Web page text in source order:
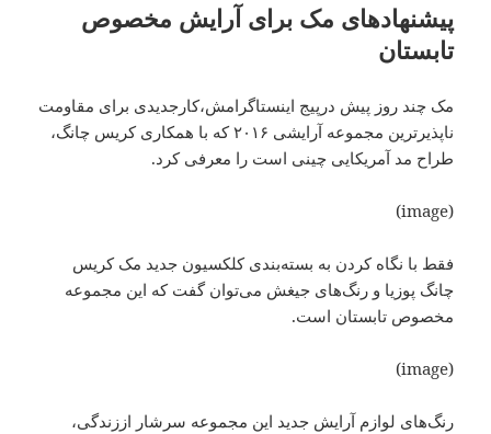
پیشنهادهای مک برای آرایش مخصوص
تابستان
مک چند روز پیش درپیج اینستاگرامش،کارجدیدی برای مقاومت
ناپذیرترین مجموعه آرایشی ۲۰۱۶ که با همکاری کریس چانگ،
طراح مد آمریکایی چینی است را معرفی کرد.
(image)
فقط با نگاه کردن به بسته‌بندی کلکسیون جدید مک کریس
چانگ پوزیا و رنگ‌های جیغش می‌توان گفت که این مجموعه
مخصوص تابستان است.
(image)
رنگ‌های لوازم آرایش جدید این مجموعه سرشار اززندگی،